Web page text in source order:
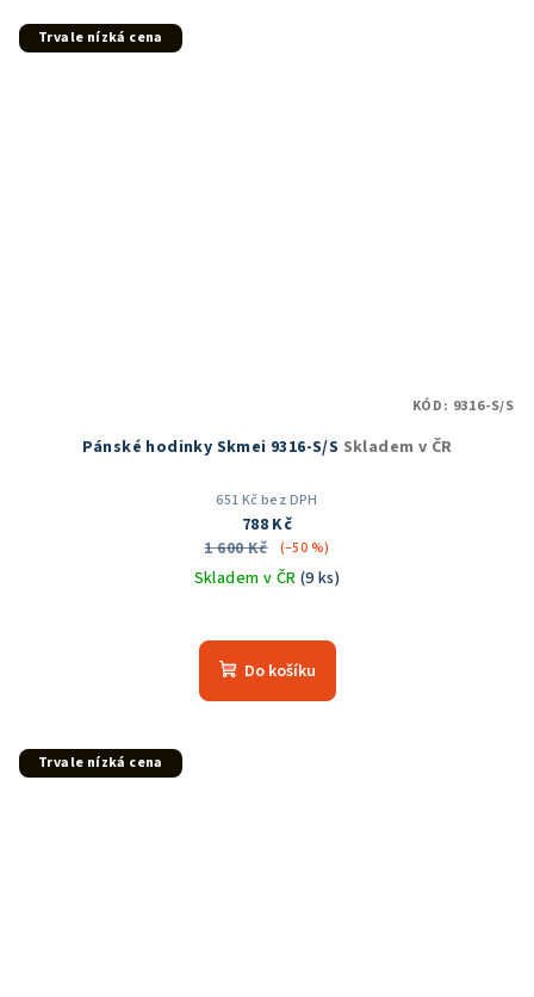
Trvale nízká cena
Pánské hodinky Skmei 9316-S/S Skladem v ČR
651 Kč bez DPH
788 Kč
1 600 Kč
(–50 %)
Skladem v ČR (9 ks)
Do košíku
KÓD: 9316-S/S
Trvale nízká cena